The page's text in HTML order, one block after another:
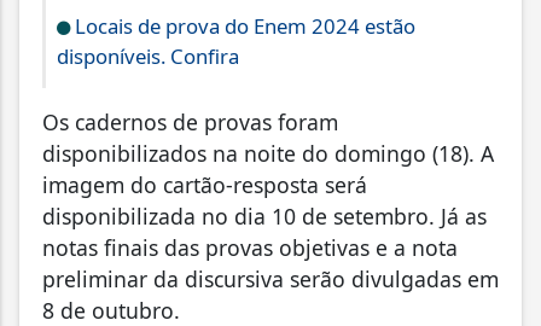
Locais de prova do Enem 2024 estão
disponíveis. Confira
Os cadernos de provas foram
disponibilizados na noite do domingo (18). A
imagem do cartão-resposta será
disponibilizada no dia 10 de setembro. Já as
notas finais das provas objetivas e a nota
preliminar da discursiva serão divulgadas em
8 de outubro.